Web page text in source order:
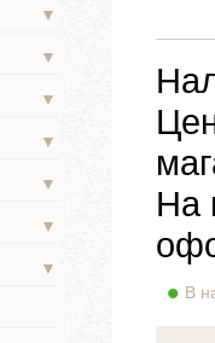
▼
▼
▼
▼
▼
▼
▼
На
В